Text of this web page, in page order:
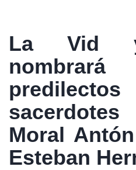
La Vid
Moral
Esteban